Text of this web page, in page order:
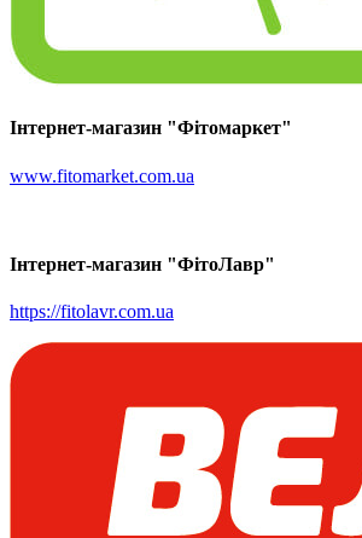
Інтернет-магазин "Фітомаркет"
www.fitomarket.com.ua
Інтернет-магазин "ФітоЛавр"
https://fitolavr.com.ua